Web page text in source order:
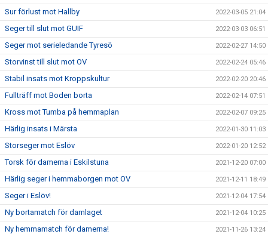
Sur förlust mot Hallby 2022-03-05 21:04
Seger till slut mot GUIF 2022-03-03 06:51
Seger mot serieledande Tyresö 2022-02-27 14:50
Storvinst till slut mot OV 2022-02-24 05:46
Stabil insats mot Kroppskultur 2022-02-20 20:46
Fullträff mot Boden borta 2022-02-14 07:51
Kross mot Tumba på hemmaplan 2022-02-07 09:25
Härlig insats i Märsta 2022-01-30 11:03
Storseger mot Eslöv 2022-01-20 12:52
Torsk för damerna i Eskilstuna 2021-12-20 07:00
Härlig seger i hemmaborgen mot OV 2021-12-11 18:49
Seger i Eslöv! 2021-12-04 17:54
Ny bortamatch för damlaget 2021-12-04 10:25
Ny hemmamatch för damerna! 2021-11-26 13:24